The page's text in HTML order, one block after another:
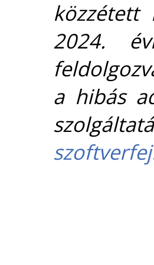
közzétett
2024.
a hibás